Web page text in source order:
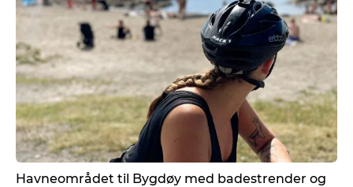
Havneområdet til Bygdøy med badestrender og